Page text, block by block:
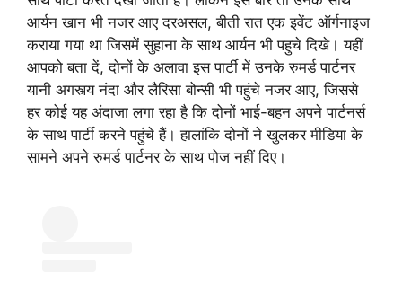
आर्यन खान भी नजर आए दरअसल, बीती रात एक इवेंट ऑर्गनाइज
कराया गया था जिसमें सुहाना के साथ आर्यन भी पहुचे दिखे। यहीं
आपको बता दें, दोनों के अलावा इस पार्टी में उनके रुमर्ड पार्टनर
यानी अगस्त्य नंदा और लैरिसा बोन्सी भी पहुंचे नजर आए, जिससे
हर कोई यह अंदाजा लगा रहा है कि दोनों भाई-बहन अपने पार्टनर्स
के साथ पार्टी करने पहुंचे हैं। हालांकि दोनों ने खुलकर मीडिया के
सामने अपने रुमर्ड पार्टनर के साथ पोज नहीं दिए।